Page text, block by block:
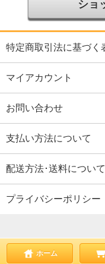
ショ
特定商取引法に基づく
マイアカウント
お問い合わせ
支払い方法について
配送方法･送料について
プライバシーポリシー
ホーム